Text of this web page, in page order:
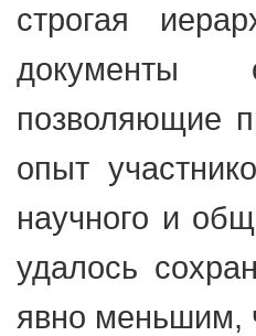
строгая
документы
позволяющие
опыт
научного и
удалось
явно